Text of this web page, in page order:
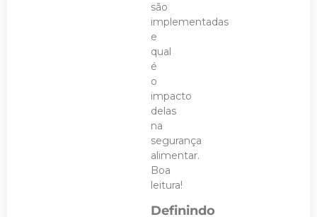
são
implementadas
e
qual
é
o
impacto
delas
na
segurança
alimentar.
Boa
leitura!
Definindo